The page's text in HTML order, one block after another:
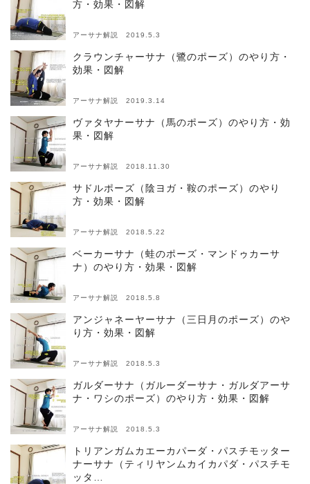
方・効果・図解
アーサナ解説 2019.5.3
クラウンチャーサナ（鷺のポーズ）のやり方・
効果・図解
アーサナ解説 2019.3.14
ヴァタヤナーサナ（馬のポーズ）のやり方・効
果・図解
アーサナ解説 2018.11.30
サドルポーズ（陰ヨガ・鞍のポーズ）のやり
方・効果・図解
アーサナ解説 2018.5.22
ベーカーサナ（蛙のポーズ・マンドゥカーサ
ナ）のやり方・効果・図解
アーサナ解説 2018.5.8
アンジャネーヤーサナ（三日月のポーズ）のや
り方・効果・図解
アーサナ解説 2018.5.3
ガルダーサナ（ガルーダーサナ・ガルダアーサ
ナ・ワシのポーズ）のやり方・効果・図解
アーサナ解説 2018.5.3
トリアンガムカエーカパーダ・パスチモッター
ナーサナ（ティリヤンムカイカパダ・パスチモ
ッタ…